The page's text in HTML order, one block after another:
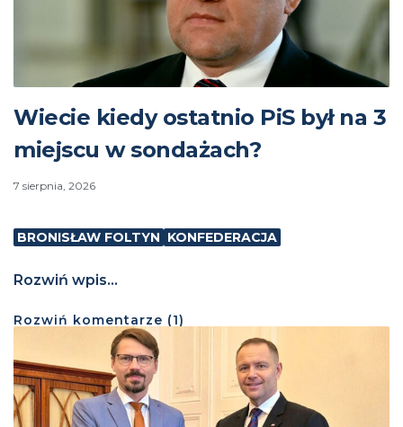
Wiecie kiedy ostatnio PiS był na 3
miejscu w sondażach?
7 sierpnia, 2026
BRONISŁAW FOLTYN KONFEDERACJA
Rozwiń wpis...
Rozwiń komentarze (1)